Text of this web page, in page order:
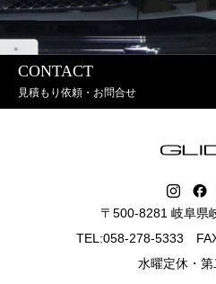
CONTACT
見積もり依頼・お問合せ
〒500-8281 岐阜県
TEL:058-278-5333
水曜定休・第